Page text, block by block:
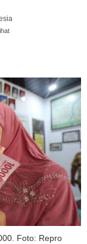
Foto: Repro